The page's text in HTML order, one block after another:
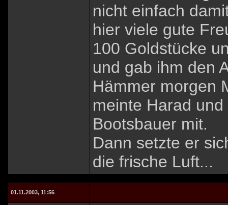
nicht einfach
hier viele gute
100 Goldstücke
und gab ihm den
Hämmer morgen
meinte Harad
Bootsbauer mit.
Dann setzte er
die frische Luft...
01.11.2003, 11:56